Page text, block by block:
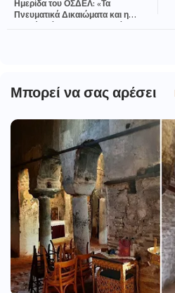
Ημερίδα του ΟΣΔΕΛ: «Τα
Πνευματικά Δικαιώματα και η
Μπορεί να σας αρέσει